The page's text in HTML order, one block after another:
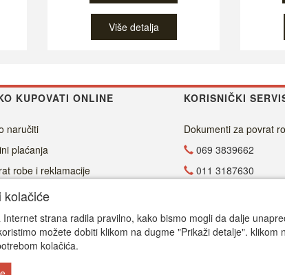
Više detalja
KUPOVATI ONLINE KORISNIČKI
naručiti
plaćanja
robe i reklamacije
dostave
Dokumenti za povrat
069 3839662
011 3187630
Radno vreme
kolačiće
strana radila pravilno, kako bismo mogli da dalje
možete dobiti klikom na dugme "Prikaži detalje".
kolačića.